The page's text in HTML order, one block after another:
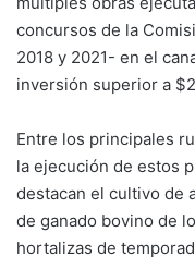
concursos de la
2018 y 2021- en el
inversión superior a
Entre los principales
la ejecución de estos
destacan el cultivo de
de ganado bovino de
hortalizas de